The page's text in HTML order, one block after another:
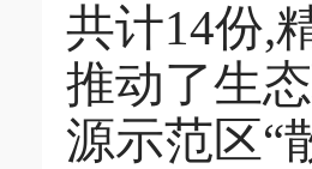
共计14份,
推动了生
源示范区“